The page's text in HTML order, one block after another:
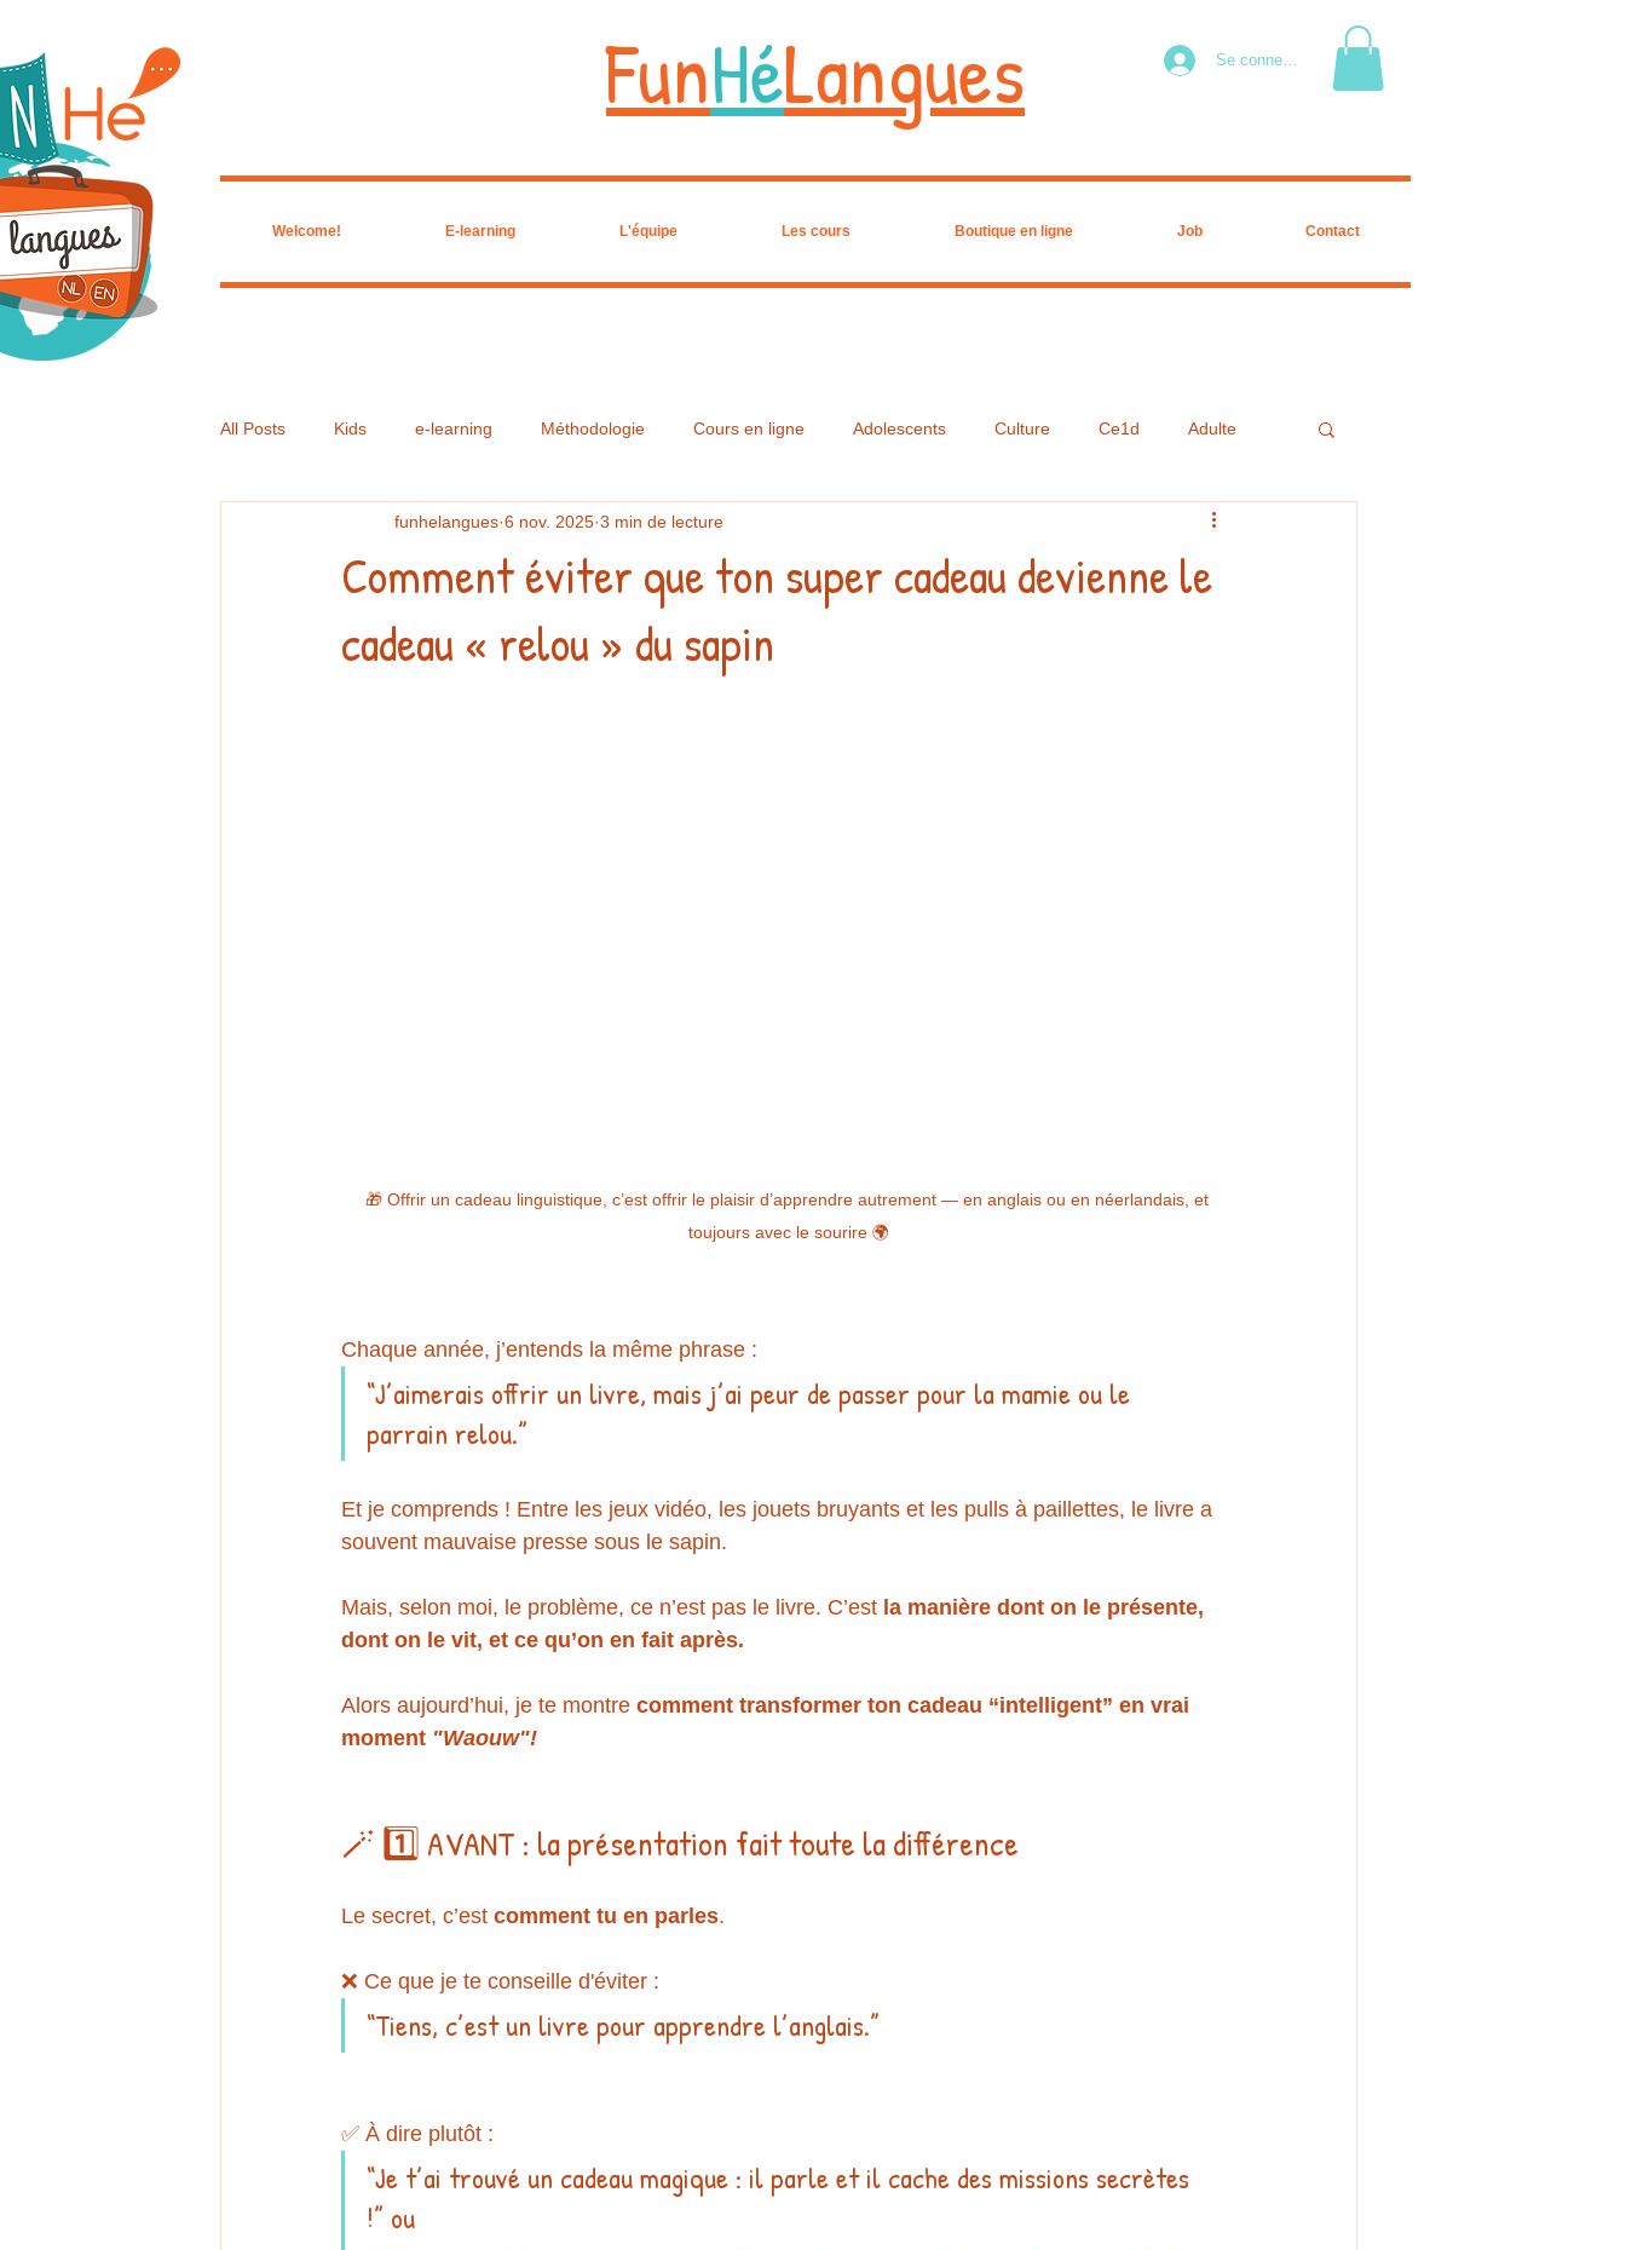
FunHéLangues Se connecter
Welcome! E-learning L'équipe Les cours Boutique en ligne Job Contact
All Posts Kids e-learning Méthodologie Cours en ligne Adolescents Culture Ce1d Adulte
Comment éviter que ton super cadeau devienne le
cadeau « relou » du sapin
funhelangues 6 nov. 2025 3 min de lecture
🎁 Offrir un cadeau linguistique, c’est offrir le plaisir d’apprendre autrement — en anglais ou en néerlandais, et
toujours avec le sourire 🌍
Chaque année, j’entends la même phrase :
“J’aimerais offrir un livre, mais j’ai peur de passer pour la mamie ou le
parrain relou.”
Et je comprends ! Entre les jeux vidéo, les jouets bruyants et les pulls à paillettes, le livre a
souvent mauvaise presse sous le sapin.
Mais, selon moi, le problème, ce n’est pas le livre. C’est la manière dont on le présente,
dont on le vit, et ce qu’on en fait après.
Alors aujourd’hui, je te montre comment transformer ton cadeau “intelligent” en vrai
moment "Waouw"!
🪄 1️⃣ AVANT : la présentation fait toute la différence
Le secret, c’est comment tu en parles.
❌ Ce que je te conseille d'éviter :
“Tiens, c’est un livre pour apprendre l’anglais.”
✅ À dire plutôt :
“Je t’ai trouvé un cadeau magique : il parle et il cache des missions secrètes
!” ou